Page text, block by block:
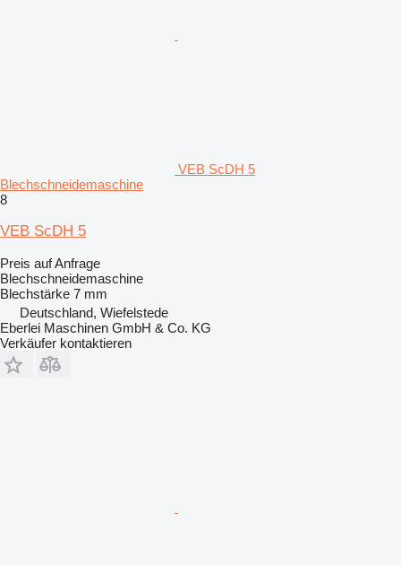
VEB ScDH 5
Blechschneidemaschine
8
VEB ScDH 5
Preis auf Anfrage
Blechschneidemaschine
Blechstärke 7 mm
Deutschland, Wiefelstede
Eberlei Maschinen GmbH & Co. KG
Verkäufer kontaktieren